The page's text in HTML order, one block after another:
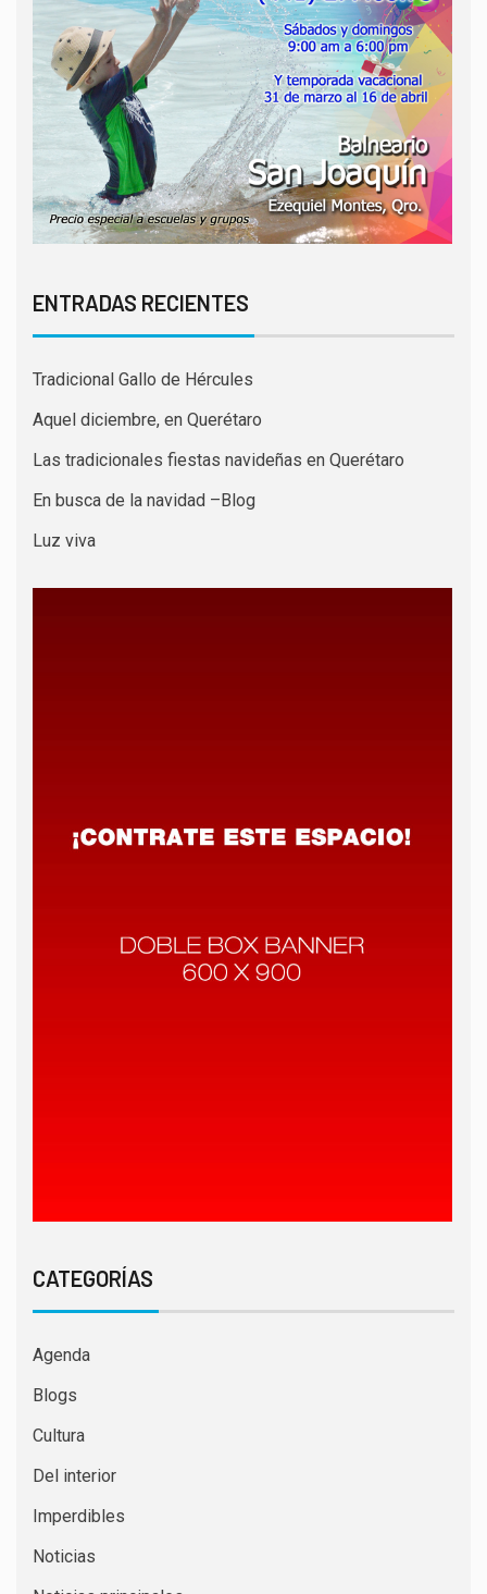
ENTRADAS RECIENTES
Tradicional Gallo de Hércules
Aquel diciembre, en Querétaro
Las tradicionales fiestas navideñas en Querétaro
En busca de la navidad –Blog
Luz viva
CATEGORÍAS
Agenda
Blogs
Cultura
Del interior
Imperdibles
Noticias